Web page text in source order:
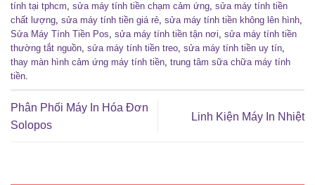
tính tại tphcm, sửa máy tính tiền chạm cảm ứng, sửa máy tính tiền
chất lượng, sửa máy tính tiền giá rẻ, sửa máy tính tiền không lên hình,
Sửa Máy Tính Tiền Pos, sửa máy tính tiền tận nơi, sửa máy tính tiền
thường tắt nguồn, sửa máy tính tiền treo, sửa máy tính tiền uy tín,
thay màn hình cảm ứng máy tính tiền, trung tâm sữa chữa máy tính
tiền.
Phân Phối Máy In Hóa Đơn
Solopos
Linh Kiện Máy In Nhiệt